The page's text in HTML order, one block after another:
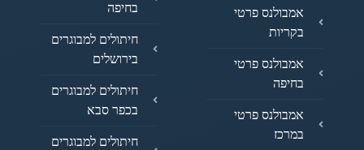
אמבולנס פרטי
בקריות
אמבולנס פרטי
בחיפה
אמבולנס פרטי
במרכז
בחיפה
חיתולים למבוגרים
בירושלים
חיתולים למבוגרים
בכפר סבא
חיתולים למבוגרים